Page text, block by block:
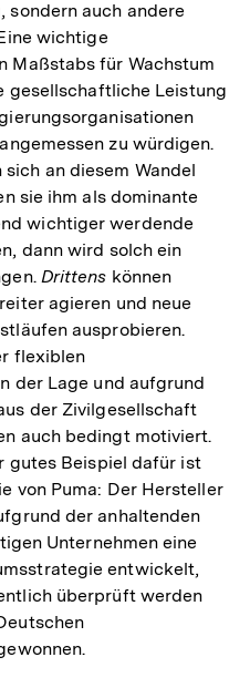
sondern auch andere
wichtige
Maßstabs für Wachstum
gesellschaftliche Leistung
zu würdigen.
an diesem Wandel
sie ihm als dominante
wichtiger werdende
dann wird solch ein
Drittens können
agieren und neue
ausprobieren.
flexiblen
der Lage und aufgrund
der Zivilgesellschaft
auch bedingt motiviert.
gutes Beispiel dafür ist
von Puma: Der Hersteller
der anhaltenden
Unternehmen eine
entwickelt,
überprüft werden